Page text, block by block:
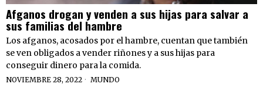
Afganos drogan y venden a sus hijas para salvar a
sus familias del hambre
Los afganos, acosados por el hambre, cuentan que también
se ven obligados a vender riñones y a sus hijas para
conseguir dinero para la comida.
NOVIEMBRE 28, 2022 MUNDO